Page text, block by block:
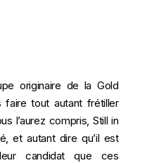
originaire de la Gold
faire tout autant frétiller
l’aurez compris, Still in
et autant dire qu’il est
candidat que ces